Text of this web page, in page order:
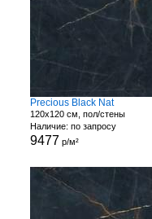
Precious Black Nat
120x120 см, пол/стены
Наличие: по запросу
9477 р/м²